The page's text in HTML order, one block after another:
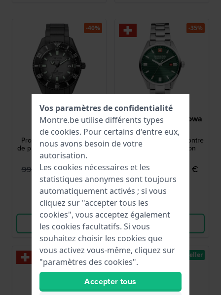
Citizen
NB6025-59H
Promaster 41 mm Montre
de plongée automatique en
titane avec date
995,00 € 599,95 €
● En stock
Comparer
Voir les produits
-40%
Swiss Military Hanowa
SMWGH2200105
Roadrunner 40 mm Montre
à quartz de fabrication
299,00 € 199,95 €
● En stock
Voir les produits
-35%
-35% Best-seller
Vos paramètres de confidentialité
Montre.be utilise différents types
de cookies. Pour certains d'entre eux,
nous avons besoin de votre
autorisation.
Les cookies nécessaires et les
statistiques anonymes sont toujours
automatiquement activés ; si vous
cliquez sur "accepter tous les
cookies", vous acceptez également
les cookies facultatifs. Si vous
souhaitez choisir les cookies que
vous activez vous-même, cliquez sur
"paramètres des cookies".
Accepter tous